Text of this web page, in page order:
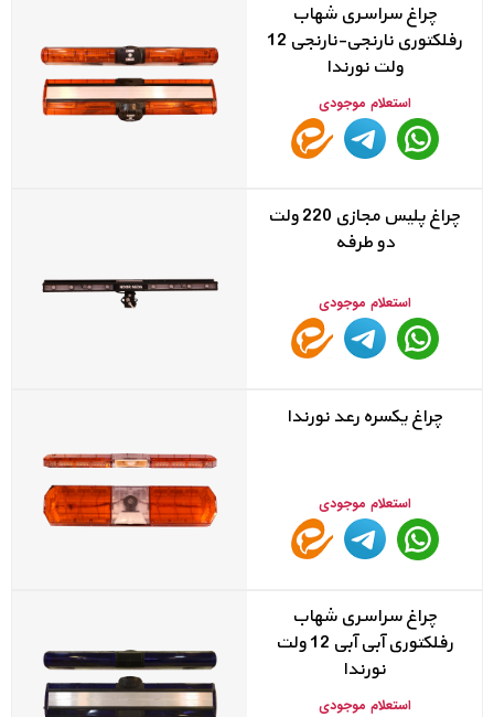
چراغ سراسری شهاب
رفلکتوری نارنجی-نارنجی 12
ولت نورندا
استعلام موجودی
چراغ پلیس مجازی 220 ولت
دو طرفه
استعلام موجودی
چراغ یکسره رعد نورندا
استعلام موجودی
چراغ سراسری شهاب
رفلکتوری آبی آبی 12 ولت
نورندا
استعلام موجودی